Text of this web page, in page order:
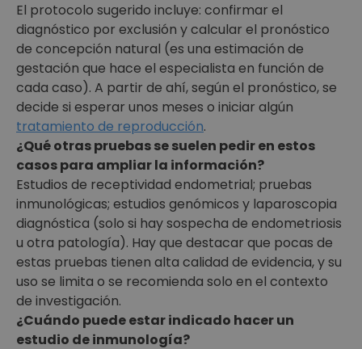
El protocolo sugerido incluye: confirmar el
diagnóstico por exclusión y calcular el pronóstico
de concepción natural (es una estimación de
gestación que hace el especialista en función de
cada caso). A partir de ahí, según el pronóstico, se
decide si esperar unos meses o iniciar algún
tratamiento de reproducción.
¿Qué otras pruebas se suelen pedir en estos
casos para ampliar la información?
Estudios de receptividad endometrial; pruebas
inmunológicas; estudios genómicos y laparoscopia
diagnóstica (solo si hay sospecha de endometriosis
u otra patología). Hay que destacar que pocas de
estas pruebas tienen alta calidad de evidencia, y su
uso se limita o se recomienda solo en el contexto
de investigación.
¿Cuándo puede estar indicado hacer un
estudio de inmunología?